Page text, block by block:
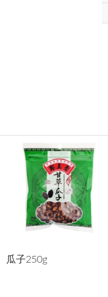
瓜子250g